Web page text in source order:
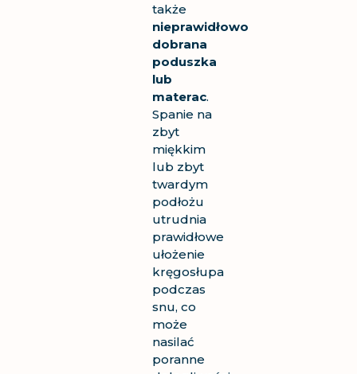
także
nieprawidłowo
dobrana
poduszka
lub
materac.
Spanie na
zbyt
miękkim
lub zbyt
twardym
podłożu
utrudnia
prawidłowe
ułożenie
kręgosłupa
podczas
snu, co
może
nasilać
poranne